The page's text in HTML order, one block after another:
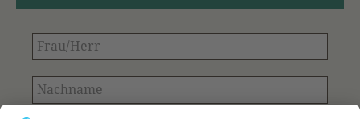
Frau/Herr
Nachname